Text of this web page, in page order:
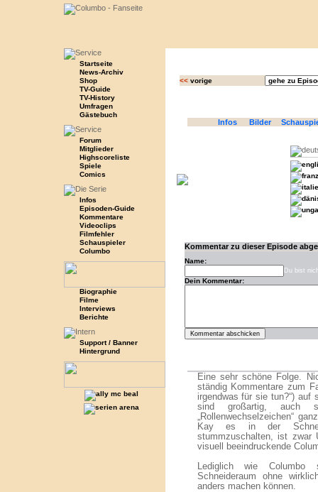
Startseite
News-Archiv
Shop
TV-Guide
TV-History
Umfragen
Gästebuch
Forum
Mitglieder
Highscoreliste
Spiele
Comics
Infos
Episoden-Guide
Kommentare
Videoclips
Filmfehler
Schauspieler
Columbo
Biographie
Filme
Interviews
Berichte
Support / Banner
Hintergrund
<<vorige
Infos Bilder
Kommentar zu dieser Episode
Name:
Du bist
Dein Kommentar:
Eine sehr schöne Folge.
ständig Kommentare zum
irgendwas für sie tun?“) auf
sind großartig, auch
„Rollenwechselzeichen“
Kay es in der
stummzuschalten, ist zwar
visuell beeindruckende
Lediglich wie Columbo
Schneideraum ohne
anders machen können.